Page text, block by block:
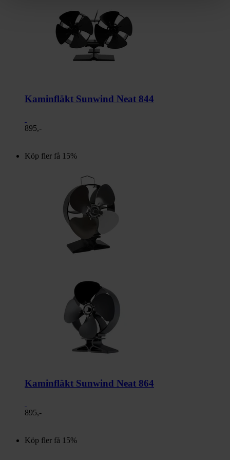
Kaminfläkt Sunwind Neat 844
895,-
Köp fler få 15%
Kaminfläkt Sunwind Neat 864
895,-
Köp fler få 15%